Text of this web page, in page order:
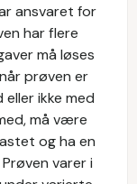
ansvaret for
har flere
må løses
prøven er
ikke med
må være
og ha en
varer i